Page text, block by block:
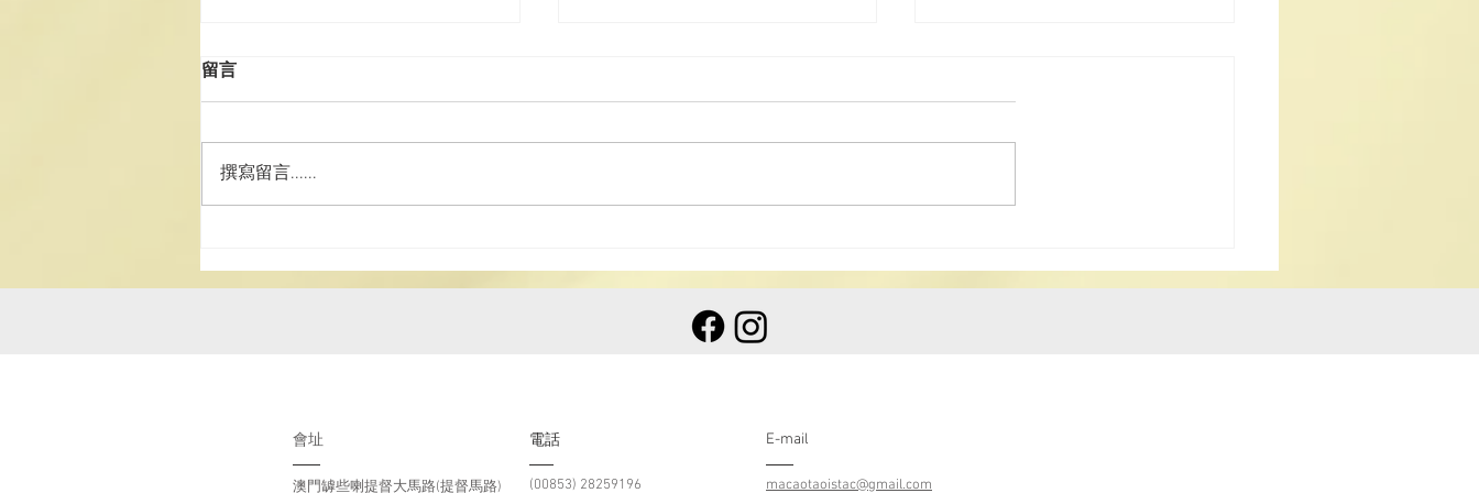
務交流 厚植文化家國情懷
2025年科儀班(第二期)
儀音樂 澳浙道樂欣賞會
留言
撰寫留言......
會址
澳門罅些喇提督大馬路(提督馬路)
​電話
(00853) 28259196
E-mail
macaotaoistac@gmail.com